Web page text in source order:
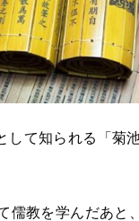
して知られる「菊
儒教を学んだあと